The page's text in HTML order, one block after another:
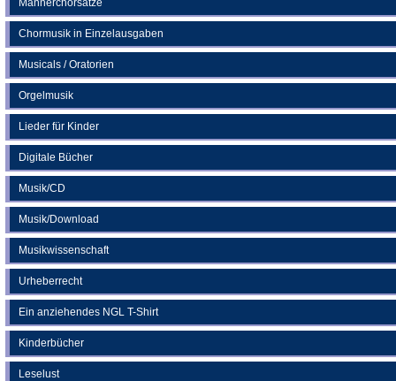
Chormusik in Einzelausgaben
Musicals / Oratorien
Orgelmusik
Lieder für Kinder
Digitale Bücher
Musik/CD
Musik/Download
Musikwissenschaft
Urheberrecht
Ein anziehendes NGL T-Shirt
Kinderbücher
Leselust